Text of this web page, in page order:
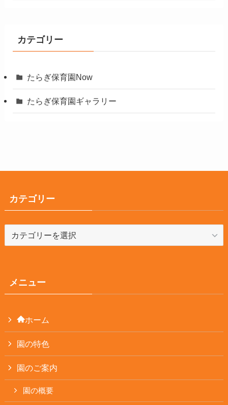
カテゴリー
たらぎ保育園Now
たらぎ保育園ギャラリー
カテゴリー
テ
メニュー
ホーム
園の特色
園のご案内
園の概要